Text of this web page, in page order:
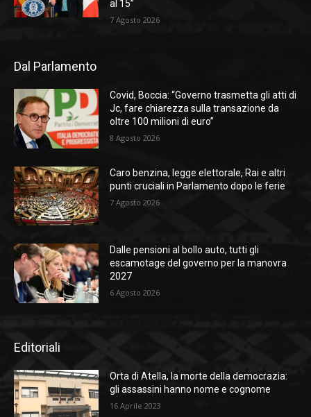
al 15”
7 Agosto 2026
Dal Parlamento
Covid, Boccia: “Governo trasmetta gli atti di
Jc, fare chiarezza sulla transazione da
oltre 100 milioni di euro”
8 Agosto 2026
Caro benzina, legge elettorale, Rai e altri
punti cruciali in Parlamento dopo le ferie
7 Agosto 2026
Dalle pensioni al bollo auto, tutti gli
escamotage del governo per la manovra
2027
6 Agosto 2026
Editoriali
Orta di Atella, la morte della democrazia:
gli assassini hanno nome e cognome
16 Aprile 2023